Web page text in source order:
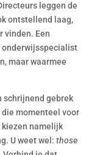
leggen de
ontstellend laag,
vinden. Een
onderwijsspecialist
maar waarmee
schrijnend gebrek
momenteel voor
namelijk
U weet wel: those